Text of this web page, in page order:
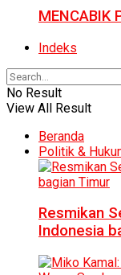
MENCABIK
Indeks
No Result
View All Result
Beranda
Politik &
Resmikan
Indonesia